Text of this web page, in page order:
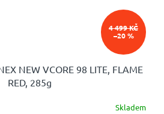
4 499 KČ
–20 %
NEW VCORE 98 LITE, FLAME
RED, 285g
Skladem